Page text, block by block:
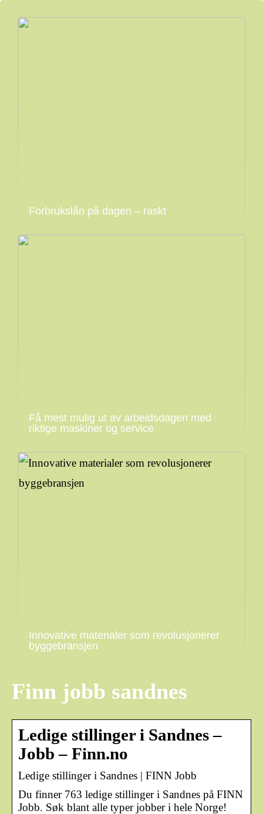
Forbrukslån på dagen – raskt
Få mest mulig ut av arbeidsdagen med
riktige maskiner og service
Innovative materialer som revolusjonerer
byggebransjen
Finn jobb sandnes
Ledige stillinger i Sandnes –
Jobb – Finn.no
Ledige stillinger i Sandnes | FINN Jobb
Du finner 763 ledige stillinger i Sandnes på FINN
Jobb. Søk blant alle typer jobber i hele Norge!